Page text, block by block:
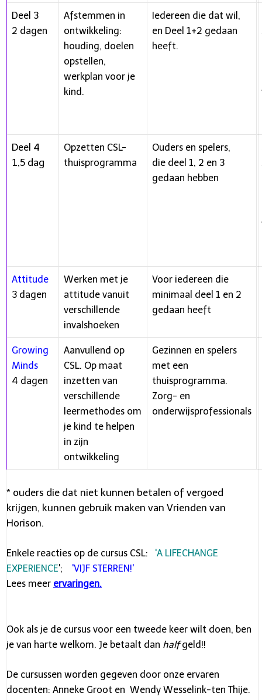
Deel 3
2 dagen
Afstemmen in
ontwikkeling:
houding, doelen
opstellen,
werkplan voor je
kind.
Iedereen die dat wil,
en Deel 1+2 gedaan
heeft.
Deel 4
1,5 dag
Opzetten CSL-
thuisprogramma
Ouders en spelers,
die deel 1, 2 en 3
gedaan hebben
Attitude
3 dagen
Werken met je
attitude vanuit
verschillende
invalshoeken
Voor iedereen die
minimaal deel 1 en 2
gedaan heeft
Growing
Minds
4 dagen
Aanvullend op
CSL. Op maat
inzetten van
verschillende
leermethodes om
je kind te helpen
in zijn
ontwikkeling
Gezinnen en spelers
met een
thuisprogramma.
Zorg- en
onderwijsprofessionals
* ouders die dat niet kunnen betalen of vergoed
krijgen, kunnen gebruik maken van Vrienden van
Horison.
Enkele reacties op de cursus CSL: 'A LIFECHANGE
EXPERIENCE';
'VIJF STERREN!'
Lees meer ervaringen.
Ook als je de cursus voor een tweede keer wilt doen, ben
je van harte welkom. Je betaalt dan halfgeld!!
De cursussen worden gegeven door onze ervaren
docenten: Anneke Groot en Wendy Wesselink-ten Thije.